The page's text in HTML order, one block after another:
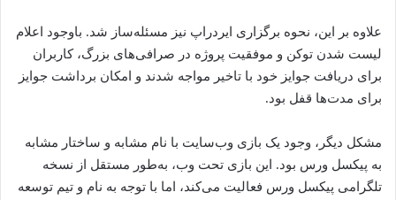
علاوه بر این، نحوه برگزاری ایردراپ نیز مسئله‌ساز شد. باوجود اعلام
لیست شدن توکن و موفقیت پروژه در صرافی‌های بزرگ، کاربران
برای دریافت جوایز خود با تاخیر مواجه شدند و امکان برداشت جوایز
برای مدت‌ها قفل بود.
مشکل دیگر، وجود یک بازی وب‌سایت با نام مشابه و ساختار مشابه
به پیکسل ورس بود. این بازی تحت وب، به‌طور مستقل از نسخه
تلگرامی پیکسل ورس فعالیت می‌کند، اما با توجه به نام و تیم توسعه